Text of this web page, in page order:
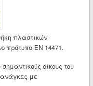
πλαστικών
πρότυπο EN 14471.
οίκους του
ανάγκες με